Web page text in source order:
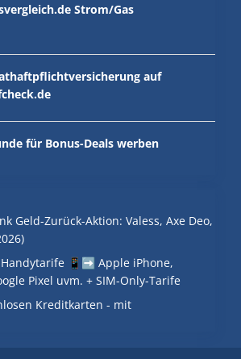
Strom/Gas
auf
für Bonus-Deals werben
Geld-Zurück-Aktion: Valess, Axe Deo,
📱➡️ Apple iPhone,
Pixel uvm. + SIM-Only-Tarife
Kreditkarten - mit